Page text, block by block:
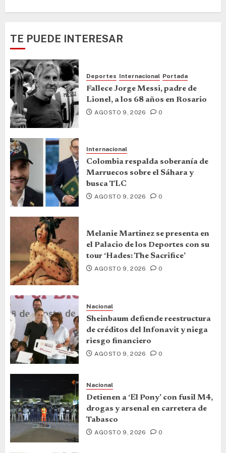
TE PUEDE INTERESAR
Deportes Internacional Portada
Fallece Jorge Messi, padre de
Lionel, a los 68 años en Rosario
AGOSTO 9, 2026 0
Internacional
Colombia respalda soberanía de
Marruecos sobre el Sáhara y
busca TLC
AGOSTO 9, 2026 0
Melanie Martinez se presenta en
el Palacio de los Deportes con su
tour ‘Hades: The Sacrifice’
AGOSTO 9, 2026 0
Nacional
Sheinbaum defiende reestructura
de créditos del Infonavit y niega
riesgo financiero
AGOSTO 9, 2026 0
Nacional
Detienen a ‘El Pony’ con fusil M4,
drogas y arsenal en carretera de
Tabasco
AGOSTO 9, 2026 0